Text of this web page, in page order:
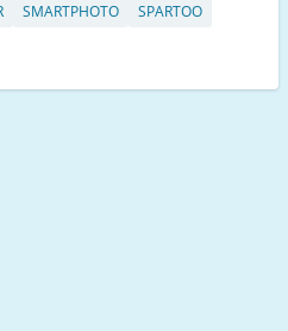
SMARTPHOTO
SPARTOO